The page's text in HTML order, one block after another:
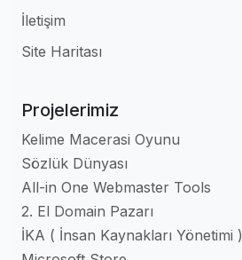
İletişim
Site Haritası
Projelerimiz
Kelime Macerasi Oyunu
Sözlük Dünyası
All-in One Webmaster Tools
2. El Domain Pazarı
İKA ( İnsan Kaynakları Yönetimi )